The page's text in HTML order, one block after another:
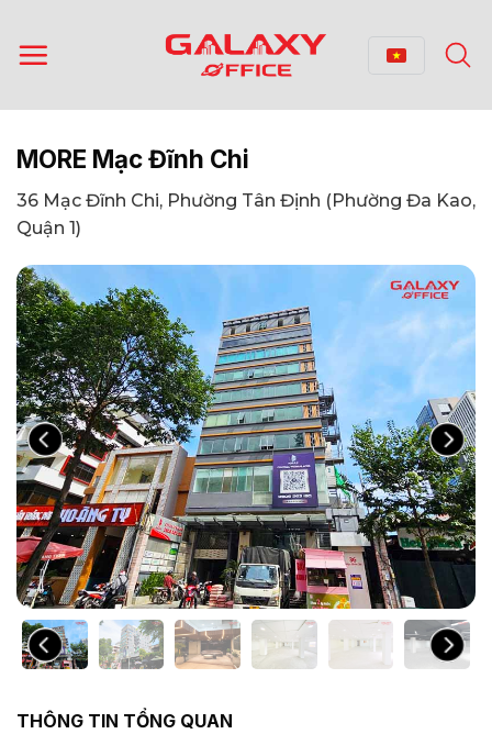
qua
nội
MORE Mạc Đĩnh Chi
36 Mạc Đĩnh Chi, Phường Tân Định (Phường Đa Kao,
Quận 1)
THÔNG TIN TỔNG QUAN